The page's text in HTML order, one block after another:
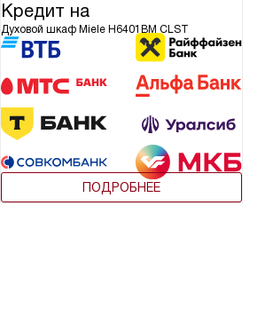
Кредит на
Духовой шкаф Miele H6401BM CLST
ПОДРОБНЕЕ